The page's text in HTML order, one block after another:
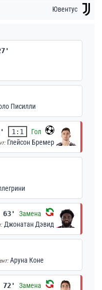
Ювентус
Писилли
1:1
Гол
Глейсон Бремер
63' Замена
Джонатан Дэвид
Аруна Коне
72' Замена